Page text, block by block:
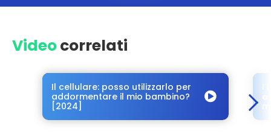
Videocorrelati
Il cellulare: posso utilizzarlo per
addormentare il mio bambino?
[2024]